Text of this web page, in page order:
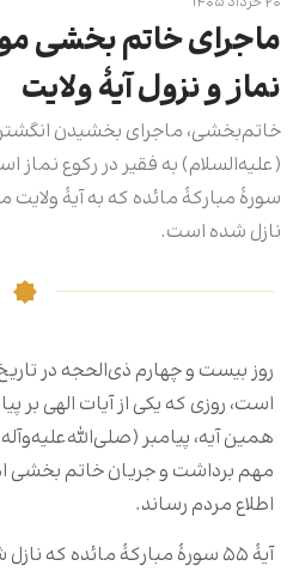
ماجرای خاتم بخشی
نماز و نزول آیهٔ ولایت
خاتم‌بخشی، ماجرای بخشیدن
سورۀ مبارکۀ مائده که به آیۀ
نازل شده است.
روز بیست و چهارم ذی‌الحجه در
است، روزی که یکی از آیات الهی بر
همین آیه، پیامبر
مهم برداشت و جریان خاتم بخشی
اطلاع مردم رساند.
آیۀ ۵۵ سورۀ مبارکۀ مائده که